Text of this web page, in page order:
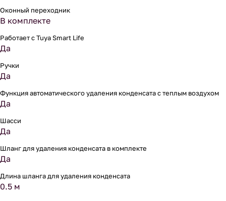
Оконный переходник
В комплекте
Работает с Tuya Smart Life
Да
Ручки
Да
Функция автоматического удаления конденсата с теплым воздухом
Да
Шасси
Да
Шланг для удаления конденсата в комплекте
Да
Длина шланга для удаления конденсата
0.5 м